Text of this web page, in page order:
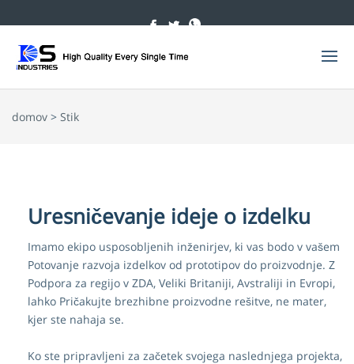
domov > Stik
Uresničevanje ideje o izdelku
Imamo ekipo usposobljenih inženirjev, ki vas bodo v vašem
Potovanje razvoja izdelkov od prototipov do proizvodnje. Z
Podpora za regijo v ZDA, Veliki Britaniji, Avstraliji in Evropi,
lahko Pričakujte brezhibne proizvodne rešitve, ne mater,
kjer ste nahaja se.
Ko ste pripravljeni za začetek svojega naslednjega projekta,